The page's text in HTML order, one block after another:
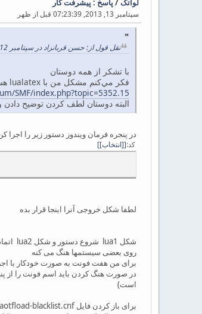
لواتک/ پاسخ : پیشرفت کار
سپتامبر 13, 2013, 07:23:39 قبل از ظهر
نقل قول از: حسن قربانزاد در سپتامبر 12, 2013, 02:58:43 بعد از ظهر
با تشكر از همه دوستان
فكر مي‌كنم مشكل من با lualatex هست كه فونتها را نمي‌شناسد چون در پست زير هم نتونستم اجرا بگيرم
SMF/index.php?topic=5352.15
البته دوستان لطف كردن توضيح دادن
در پنجره فرمان ویندوز دستور زیر را
کد [انتخاب]
لطفا شکل خروجی آنرا اینجا قرار بده
شکل lua1 شروع دستور و شکل lua2 اتمام کار را برای سیستم من نشان می دهد البته بدون هنگ کردن،
روی بعضی سیستمها هنگ می کنه
برای من هفت فونت به صورت خودکار با
در صورت هنگ کردن باید اسم فونت را از
است)
برای باز کردن فایل luaotfload-blacklist.cnf به جای notepad از ادیتورهای تک مثل تکمیکر استفاده کنی بهتر است